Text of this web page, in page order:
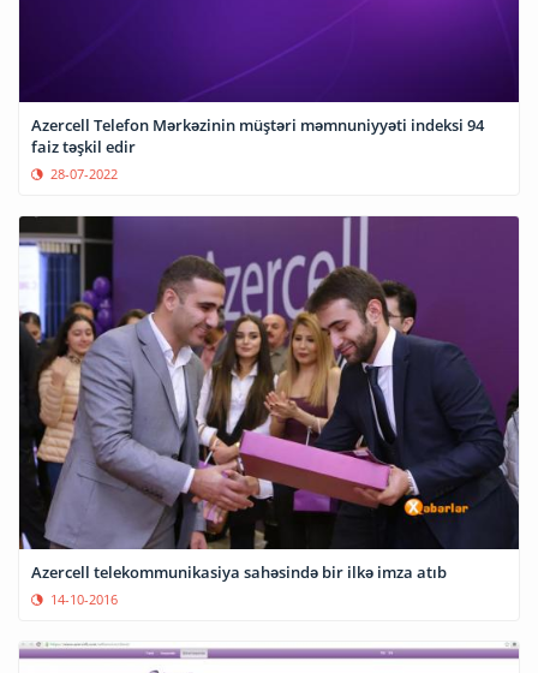
Azercell Telefon Mərkəzinin müştəri məmnuniyyəti indeksi 94
faiz təşkil edir
28-07-2022
Azercell telekommunikasiya sahəsində bir ilkə imza atıb
14-10-2016